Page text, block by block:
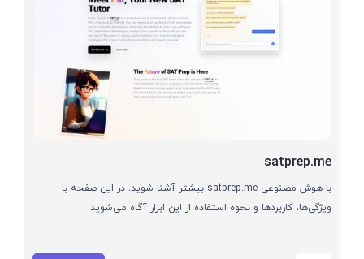
satprep.me
با هوش مصنوعی satprep.me بیشتر آشنا شوید. در این صفحه با
ویژگی‌ها، کاربردها و نحوه استفاده از این ابزار آگاه می‌شوید